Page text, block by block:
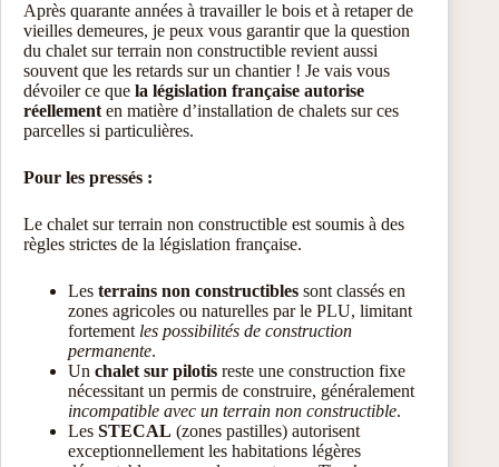
Après quarante années à travailler le bois et à retaper de
vieilles demeures, je peux vous garantir que la question
du chalet sur terrain non constructible revient aussi
souvent que les retards sur un chantier ! Je vais vous
dévoiler ce que la législation française autorise
réellement en matière d’installation de chalets sur ces
parcelles si particulières.
Pour les pressés :
Le chalet sur terrain non constructible est soumis à des
règles strictes de la législation française.
Les terrains non constructibles sont classés en
zones agricoles ou naturelles par le PLU, limitant
fortement les possibilités de construction
permanente.
Un chalet sur pilotis reste une construction fixe
nécessitant un permis de construire, généralement
incompatible avec un terrain non constructible.
Les STECAL (zones pastilles) autorisent
exceptionnellement les habitations légères